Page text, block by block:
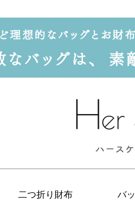
二つ折り財布 バ